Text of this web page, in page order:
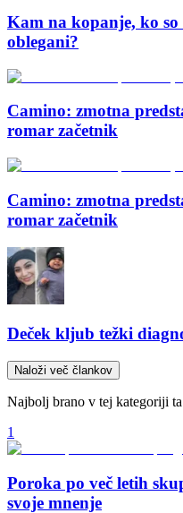
Kam na kopanje, ko
oblegani?
Camino: zmotna
romar začetnik
Camino: zmotna
romar začetnik
Deček kljub težki
Naloži več člankov
Najbolj brano v tej kategoriji ta
1
Poroka po več letih
svoje mnenje